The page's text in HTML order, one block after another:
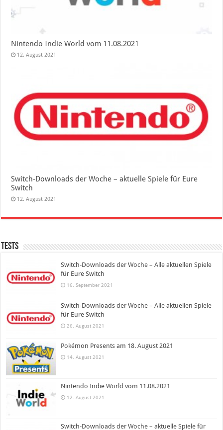
Nintendo Indie World vom 11.08.2021
12. August 2021
Switch-Downloads der Woche – aktuelle Spiele für Eure
Switch
12. August 2021
Tests
Switch-Downloads der Woche – Alle aktuellen Spiele
für Eure Switch
16. September 2021
Switch-Downloads der Woche – Alle aktuellen Spiele
für Eure Switch
26. August 2021
Pokémon Presents am 18. August 2021
14. August 2021
Nintendo Indie World vom 11.08.2021
12. August 2021
Switch-Downloads der Woche – aktuelle Spiele für